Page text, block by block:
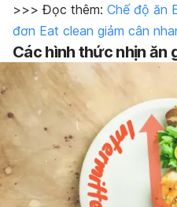
>>> Đọc thêm: Chế độ ăn
đơn Eat clean giảm cân
Các hình thức nhịn ăn